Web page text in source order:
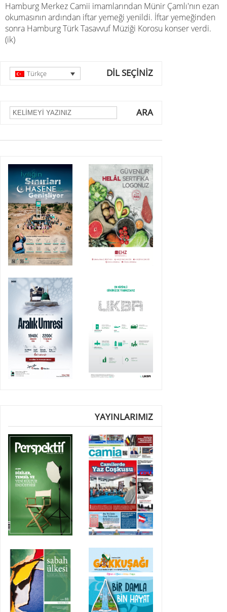
Hamburg Merkez Camii imamlarından Münir Çamlı'nın ezan
okumasının ardından iftar yemeği yenildi. İftar yemeğinden
sonra Hamburg Türk Tasavvuf Müziği Korosu konser verdi.
(ik)
DİL SEÇİNİZ
Türkçe
ARA
YAYINLARIMIZ